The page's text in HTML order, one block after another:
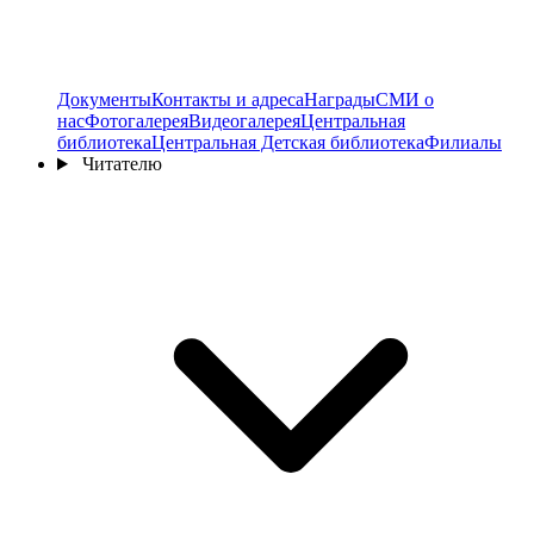
ДокументыКонтакты и адресаНаградыСМИ о
насФотогалереяВидеогалереяЦентральная
библиотекаЦентральная Детская библиотекаФилиалы
Читателю